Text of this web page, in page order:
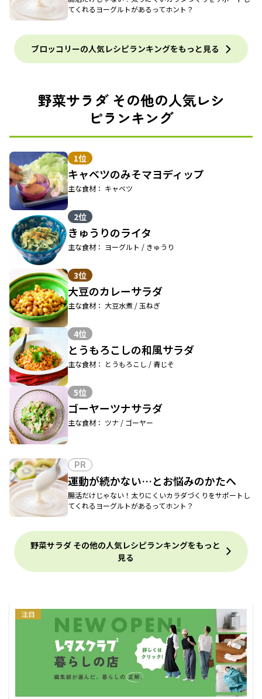
てくれるヨーグルトがあるってホント？
ブロッコリーの人気レシピランキングをもっと見る
野菜サラダ その他の人気レシ
ピランキング
1位
キャベツのみそマヨディップ
主な食材： キャベツ
2位
きゅうりのライタ
主な食材： ヨーグルト / きゅうり
3位
大豆のカレーサラダ
主な食材： 大豆水煮 / 玉ねぎ
4位
とうもろこしの和風サラダ
主な食材： とうもろこし / 青じそ
5位
ゴーヤーツナサラダ
主な食材： ツナ / ゴーヤー
PR
運動が続かない…とお悩みのかたへ
腸活だけじゃない！太りにくいカラダづくりをサポートし
てくれるヨーグルトがあるってホント？
野菜サラダ その他の人気レシピランキングをもっと
見る
注目